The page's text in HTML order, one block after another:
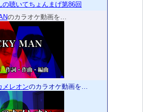
の聴いてちょんまげ第86回
のカラオケ動画を…
メレオンのカラオケ動画を…